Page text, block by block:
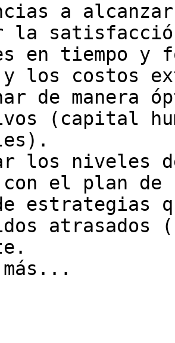
a
la
en tiempo
y los costos
de manera
(capital
los niveles
con el plan
estrategias
atrasados
más...